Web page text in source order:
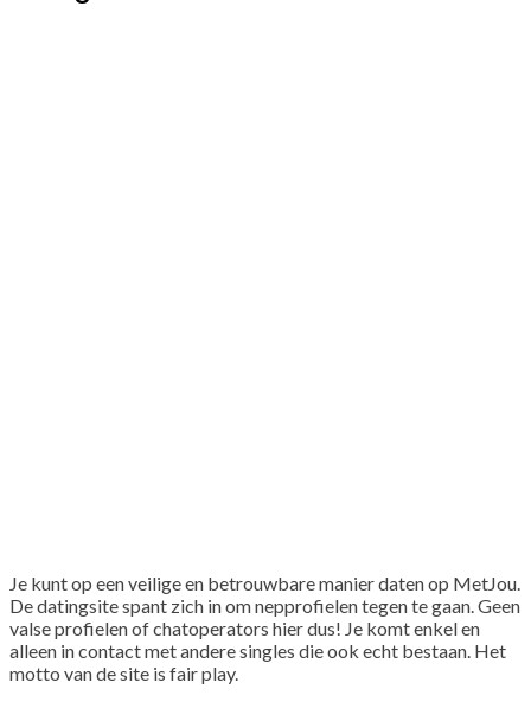
Je kunt op een veilige en betrouwbare manier daten op MetJou.
De datingsite spant zich in om nepprofielen tegen te gaan. Geen
valse profielen of chatoperators hier dus! Je komt enkel en
alleen in contact met andere singles die ook echt bestaan. Het
motto van de site is fair play.